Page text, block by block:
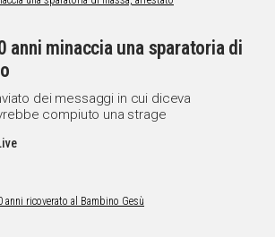
anni minaccia una sparatoria di
dei messaggi in cui diceva
compiuto una strage